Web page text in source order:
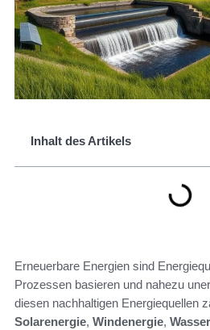
Inhalt des Artikels
Erneuerbare Energien sind
Prozessen basieren und nahezu
diesen nachhaltigen Energiequellen
Solarenergie, Windenergie,